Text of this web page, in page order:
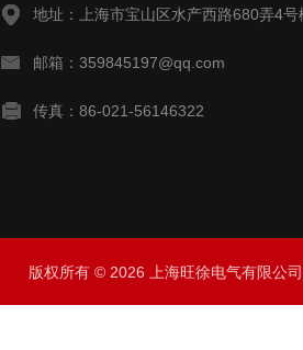
地址：上海市宝山区水产西路680弄4号
邮箱：359845197@qq.com
传真：86-021-56146322
版权所有 © 2026 上海旺徐电气有限